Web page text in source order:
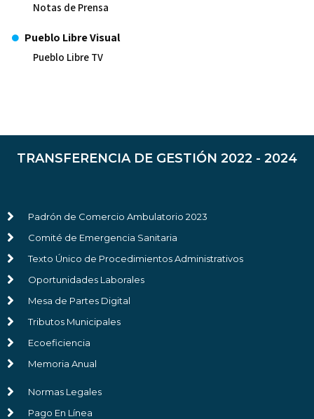
Notas de Prensa
Pueblo Libre Visual
Pueblo Libre TV
TRANSFERENCIA DE GESTIÓN 2022 - 2024
Padrón de Comercio Ambulatorio 2023
Comité de Emergencia Sanitaria
Texto Único de Procedimientos Administrativos
Oportunidades Laborales
Mesa de Partes Digital
Tributos Municipales
Ecoeficiencia
Memoria Anual
Normas Legales
Pago En Línea